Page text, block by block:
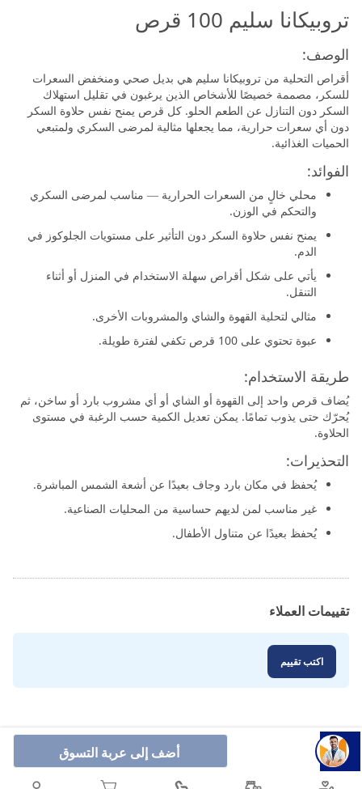
أضف إلى عربة التسوق
تروبيكانا سليم 100 قرص
الوصف:
أقراص التحلية من تروبيكانا سليم هي بديل صحي ومنخفض السعرات
للسكر، مصممة خصيصًا للأشخاص الذين يرغبون في تقليل استهلاك
السكر دون التنازل عن الطعم الحلو. كل قرص يمنح نفس حلاوة السكر
دون أي سعرات حرارية، مما يجعلها مثالية لمرضى السكري ولمتبعي
الحميات الغذائية.
الفوائد:
محلي خالٍ من السعرات الحرارية — مناسب لمرضى السكري
والتحكم في الوزن.
يمنح نفس حلاوة السكر دون التأثير على مستويات الجلوكوز في
الدم.
يأتي على شكل أقراص سهلة الاستخدام في المنزل أو أثناء
التنقل.
مثالي لتحلية القهوة والشاي والمشروبات الأخرى.
عبوة تحتوي على 100 قرص تكفي لفترة طويلة.
طريقة الاستخدام:
يُضاف قرص واحد إلى القهوة أو الشاي أو أي مشروب بارد أو ساخن، ثم
يُحرّك حتى يذوب تمامًا. يمكن تعديل الكمية حسب الرغبة في مستوى
الحلاوة.
التحذيرات:
يُحفظ في مكان بارد وجاف بعيدًا عن أشعة الشمس المباشرة.
غير مناسب لمن لديهم حساسية من المحليات الصناعية.
يُحفظ بعيدًا عن متناول الأطفال.
تقييمات العملاء
اكتب تقييم